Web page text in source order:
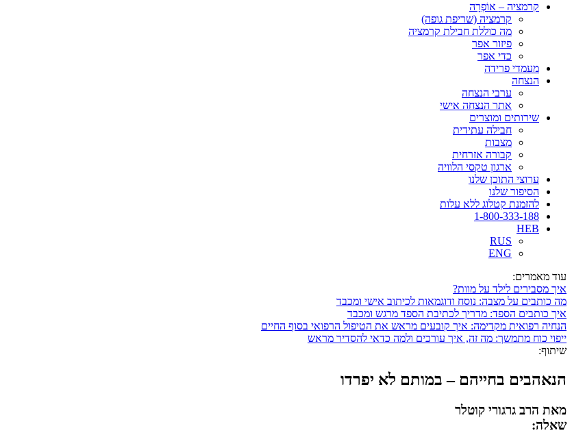
קרמציה – אוֹפְרָה
קרמציה (שריפת גופה)
מה כוללת חבילת קרמציה
פיזור אפר
כדי אפר
מעמדי פרידה
הנצחה
ערבי הנצחה
אתר הנצחה אישי
שירותים ומוצרים
חבילה עתידית
מצבות
קבורה אזרחית
ארגון טקסי הלוויה
ערוצי התוכן שלנו
הסיפור שלנו
להזמנת קטלוג ללא עלות
1-800-333-188
HEB
RUS
ENG
עוד מאמרים:
איך מסבירים לילד על מוות?
מה כותבים על מצבה: נוסח ודוגמאות לכיתוב אישי ומכבד
איך כותבים הספד: מדריך לכתיבת הספד מרגש ומכבד
הנחיה רפואית מקדימה: איך קובעים מראש את הטיפול הרפואי בסוף החיים
ייפוי כוח מתמשך: מה זה, איך עורכים ולמה כדאי להסדיר מראש
שיתוף:
הנאהבים בחייהם – במותם לא יפרדו
מאת הרב גרגורי קוטלר
שאלה: